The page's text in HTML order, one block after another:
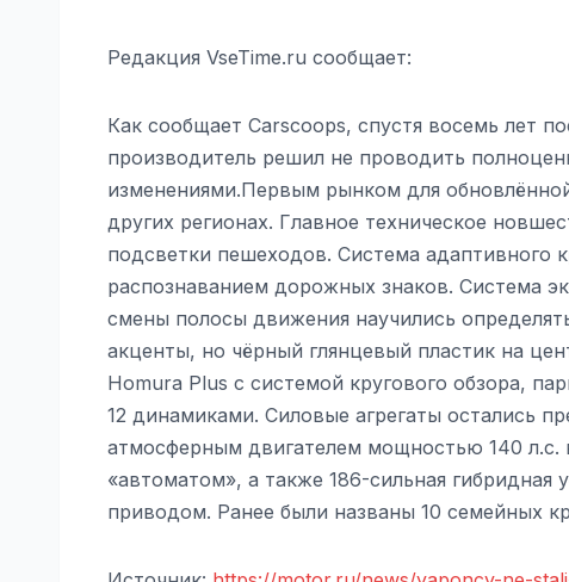
Редакция VseTime.ru сообщает:
Как сообщает Carscoops, спустя восемь лет
производитель решил не проводить
изменениями.Первым рынком для
других регионах. Главное техническое
подсветки пешеходов. Система адаптивного
распознаванием дорожных знаков. Система
смены полосы движения научились
акценты, но чёрный глянцевый пластик на
Homura Plus с системой кругового обзора,
12 динамиками. Силовые агрегаты остались
атмосферным двигателем мощностью 140 л.с.
«автоматом», а также 186-сильная
приводом. Ранее были названы 10 семейных